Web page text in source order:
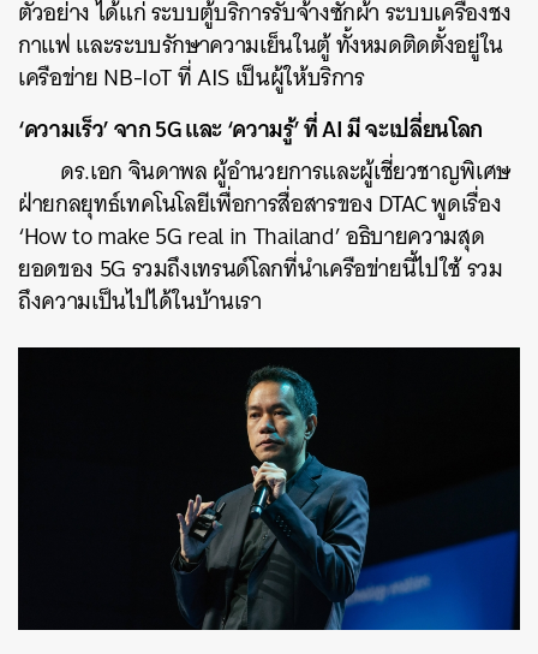
ตัวอย่าง ได้แก่ ระบบตู้บริการรับจ้างซักผ้า ระบบเครื่องชง
กาแฟ และระบบรักษาความเย็นในตู้ ทั้งหมดติดตั้งอยู่ใน
เครือข่าย NB-IoT ที่ AIS เป็นผู้ให้บริการ
‘ความเร็ว’ จาก 5G และ ‘ความรู้’ ที่ AI มี จะเปลี่ยนโลก
ดร.เอก จินดาพล ผู้อำนวยการและผู้เชี่ยวชาญพิเศษ
ฝ่ายกลยุทธ์เทคโนโลยีเพื่อการสื่อสารของ DTAC พูดเรื่อง
‘How to make 5G real in Thailand’อธิบายความสุด
ยอดของ 5G รวมถึงเทรนด์โลกที่นำเครือข่ายนี้ไปใช้ รวม
ถึงความเป็นไปได้ในบ้านเรา